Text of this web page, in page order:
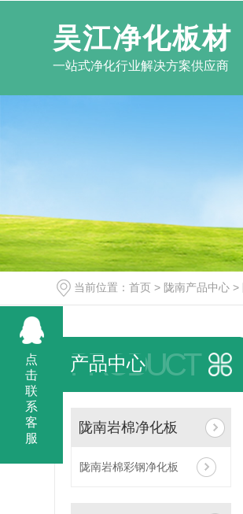
吴江净化板材
一站式净化行业解决方案供应商
当前位置： 首页 > 陇南产品中心 >
PRODUCT
产品中心
陇南岩棉净化板
陇南岩棉彩钢净化板
点
击
联
系
客
服